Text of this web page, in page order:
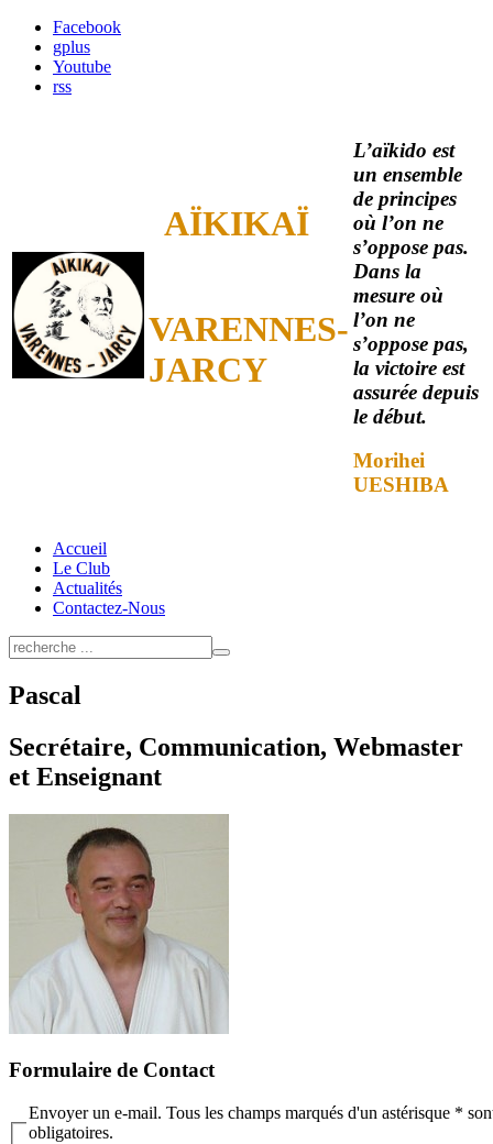
Facebook
gplus
Youtube
rss
AÏKIKAÏ
VARENNES-
JARCY
L’aïkido est
un ensemble
de principes
où l’on ne
s’oppose pas.
Dans la
mesure où
l’on ne
s’oppose pas,
la victoire est
assurée depuis
le début.
Morihei
UESHIBA
Accueil
Le Club
Actualités
Contactez-Nous
Pascal
Secrétaire, Communication, Webmaster
et Enseignant
Formulaire de Contact
Envoyer un e-mail. Tous les champs marqués d'un astérisque *
obligatoires.